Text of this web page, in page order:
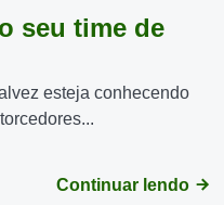
seu time de
esteja conhecendo
Continuar lendo